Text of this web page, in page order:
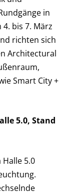
in
bis 7. März
richten sich
Architectural
Smart City +
5.0, Stand
5.0